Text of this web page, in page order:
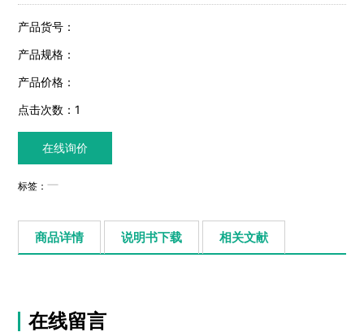
产品货号：
产品规格：
产品价格：
点击次数：1
在线询价
标签：
商品详情 说明书下载 相关文献
在线留言